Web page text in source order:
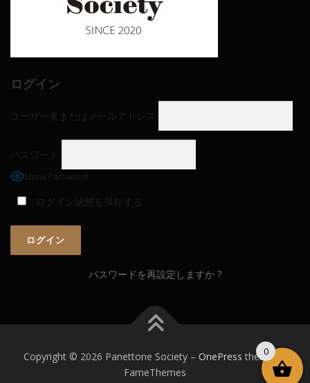
ログイン
ユーザー名またはメールアドレス
パスワード
Show Password
ログイン状態を保存する
パスワードを再設定しますか ?
Copyright © 2026 Panettone Society – OnePress theme by
FameThemes
0